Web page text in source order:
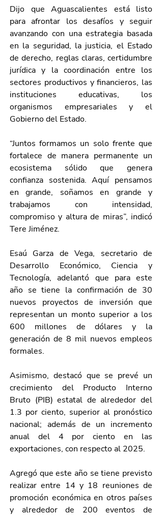
Dijo que Aguascalientes está listo
para afrontar los desafíos y seguir
avanzando con una estrategia basada
en la seguridad, la justicia, el Estado
de derecho, reglas claras, certidumbre
jurídica y la coordinación entre los
sectores productivos y financieros, las
instituciones educativas, los
organismos empresariales y el
Gobierno del Estado.
“Juntos formamos un solo frente que
fortalece de manera permanente un
ecosistema sólido que genera
confianza sostenida. Aquí pensamos
en grande, soñamos en grande y
trabajamos con intensidad,
compromiso y altura de miras”, indicó
Tere Jiménez.
Esaú Garza de Vega, secretario de
Desarrollo Económico, Ciencia y
Tecnología, adelantó que para este
año se tiene la confirmación de 30
nuevos proyectos de inversión que
representan un monto superior a los
600 millones de dólares y la
generación de 8 mil nuevos empleos
formales.
Asimismo, destacó que se prevé un
crecimiento del Producto Interno
Bruto (PIB) estatal de alrededor del
1.3 por ciento, superior al pronóstico
nacional; además de un incremento
anual del 4 por ciento en las
exportaciones, con respecto al 2025.
Agregó que este año se tiene previsto
realizar entre 14 y 18 reuniones de
promoción económica en otros países
y alrededor de 200 eventos de